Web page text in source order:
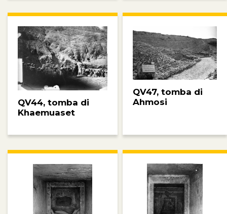
QV44, tomba di
Khaemuaset
QV47, tomba di
Ahmosi